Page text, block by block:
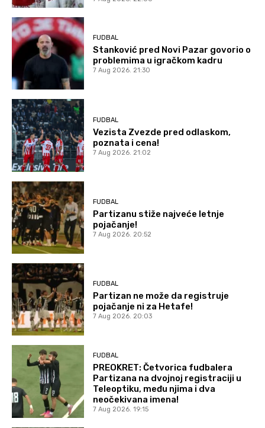
FUDBAL
Stanković pred Novi Pazar govorio o
problemima u igračkom kadru
7 Aug 2026. 21:30
FUDBAL
Vezista Zvezde pred odlaskom,
poznata i cena!
7 Aug 2026. 21:02
FUDBAL
Partizanu stiže najveće letnje
pojačanje!
7 Aug 2026. 20:52
FUDBAL
Partizan ne može da registruje
pojačanje ni za Hetafe!
7 Aug 2026. 20:03
FUDBAL
PREOKRET: Četvorica fudbalera
Partizana na dvojnoj registraciji u
Teleoptiku, među njima i dva
neočekivana imena!
7 Aug 2026. 19:15